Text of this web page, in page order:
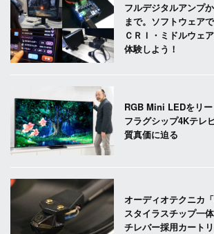
フルデジタルアンプ
まで。ソフトウェア
ＣＲＩ・ミドルウェ
体験しよう！
RGB Mini LEDをリ
フラグシップ4Kテレ
質真価に迫る
オーディオテクニカ
スタイラスチップ一
チレバー採用カート